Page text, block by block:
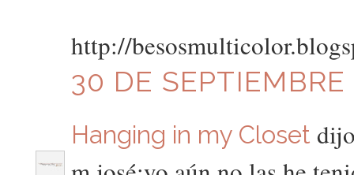
http://
30 DE
Hanging in my Closet